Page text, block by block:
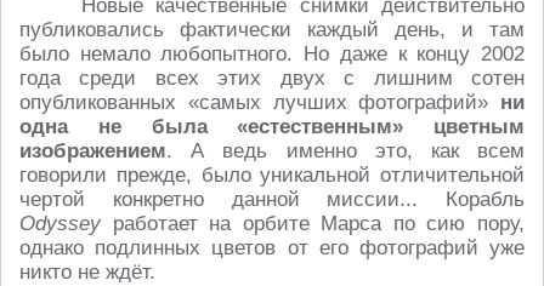
Новые качественные снимки действительно
публиковались фактически каждый день, и там
было немало любопытного. Но даже к концу 2002
года среди всех этих двух с лишним сотен
опубликованных «самых лучших фотографий» ни
одна не была «естественным» цветным
изображением. А ведь именно это, как всем
говорили прежде, было уникальной отличительной
чертой конкретно данной миссии... Корабль
Odyssey работает на орбите Марса по сию пору,
однако подлинных цветов от его фотографий уже
никто не ждёт.